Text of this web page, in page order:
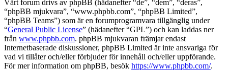
Vårt forum drivs av phpBB (hädanefter “de”, “dem”, “deras”,
“phpBB mjukvara”, “www.phpbb.com”, “phpBB Limited”,
“phpBB Teams”) som är en forumprogramvara tillgänglig under
“General Public License” (hädanefter “GPL”) och kan laddas ner
från www.phpbb.com. phpBB mjukvaran främjar endast
Internetbaserade diskussioner, phpBB Limited är inte ansvariga för
vad vi tillåter och/eller förbjuder för innehåll och/eller uppförande.
För mer information om phpBB, besök https://www.phpbb.com/.